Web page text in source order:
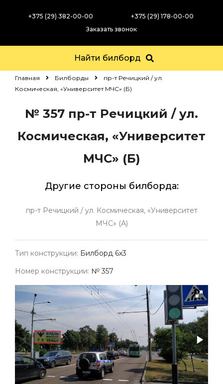
+375 (29) 382-00-00
+375 (29) 178-00-00
Заказать звонок
Найти билборд
Главная Билборды
пр-т Речицкий / ул.
Космическая, «Университет МЧС» (Б)
№ 357 пр-т Речицкий / ул.
Космическая, «Университет
МЧС» (Б)
Другие стороны билборда:
пр-т Речицкий / ул. Космическая, «Университет
МЧС» (А)
Тип конструкции: Билборд 6х3
Номер конструкции: № 357